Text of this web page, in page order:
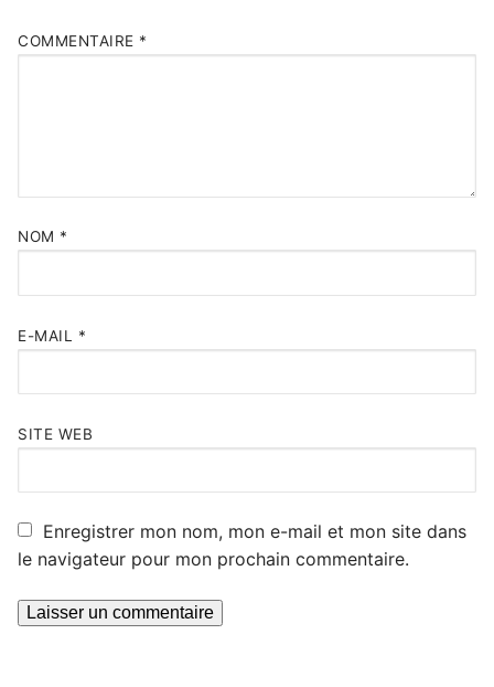
COMMENTAIRE *
NOM *
E-MAIL *
SITE WEB
Enregistrer mon nom, mon e-mail et mon site dans
le navigateur pour mon prochain commentaire.